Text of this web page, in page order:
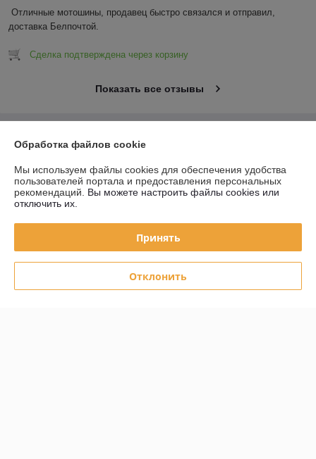
Отличные мотошины, продавец быстро связался и отправил,
доставка Белпочтой.
Сделка подтверждена через корзину
Показать все отзывы
Контакты
Доставка и оплата
Обработка файлов cookie
Мы используем файлы cookies для обеспечения удобства
пользователей портала и предоставления персональных
рекомендаций. Вы можете настроить файлы cookies или
отключить их.
Принять
Отклонить